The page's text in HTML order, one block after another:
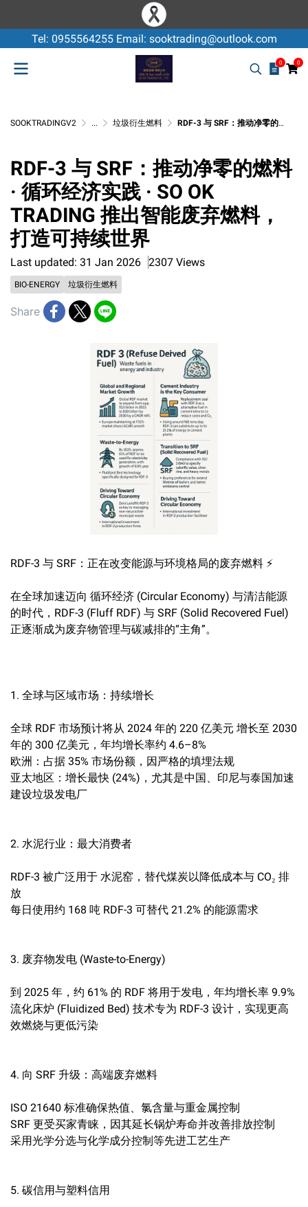
Tel: 0955564255 Email: sooktrading@outlook.com
0 0
SOOKTRADINGV2 ... 垃圾衍生燃料 RDF-3 与 SRF：推动净零的燃料 · 循环经济实践 · SO OK TRADING 推出智能废弃燃料，打造可持续世界
RDF-3 与 SRF：推动净零的燃料
· 循环经济实践 · SO OK
TRADING 推出智能废弃燃料，
打造可持续世界
Last updated: 31 Jan 2026 2307 Views
BIO-ENERGY 垃圾衍生燃料
Share
RDF-3 与 SRF：正在改变能源与环境格局的废弃燃料 ⚡
在全球加速迈向 循环经济 (Circular Economy) 与清洁能源
的时代，RDF-3 (Fluff RDF) 与 SRF (Solid Recovered Fuel)
正逐渐成为废弃物管理与碳减排的“主角”。
1. 全球与区域市场：持续增长
全球 RDF 市场预计将从 2024 年的 220 亿美元 增长至 2030
年的 300 亿美元，年均增长率约 4.6–8%
欧洲：占据 35% 市场份额，因严格的填埋法规
亚太地区：增长最快 (24%)，尤其是中国、印尼与泰国加速
建设垃圾发电厂
2. 水泥行业：最大消费者
RDF-3 被广泛用于 水泥窑，替代煤炭以降低成本与 CO₂ 排
放
每日使用约 168 吨 RDF-3 可替代 21.2% 的能源需求
3. 废弃物发电 (Waste-to-Energy)
到 2025 年，约 61% 的 RDF 将用于发电，年均增长率 9.9%
流化床炉 (Fluidized Bed) 技术专为 RDF-3 设计，实现更高
效燃烧与更低污染
4. 向 SRF 升级：高端废弃燃料
ISO 21640 标准确保热值、氯含量与重金属控制
SRF 更受买家青睐，因其延长锅炉寿命并改善排放控制
采用光学分选与化学成分控制等先进工艺生产
5. 碳信用与塑料信用